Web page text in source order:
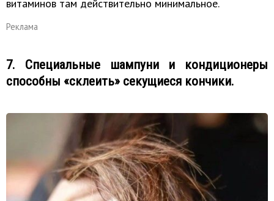
витаминов там действительно минимальное.
Реклама
7. Специальные шампуни и кондиционеры
способны «склеить» секущиеся кончики.